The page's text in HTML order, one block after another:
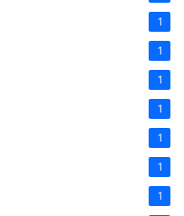
1
1
1
1
1
1
1